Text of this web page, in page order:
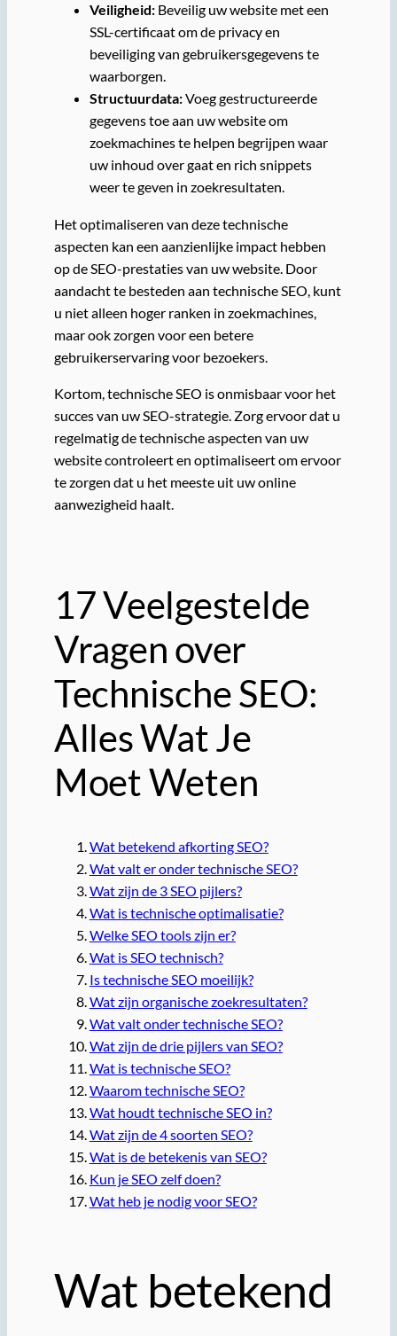
Veiligheid:Beveilig uw website met een
SSL-certificaat om de privacy en
beveiliging van gebruikersgegevens te
waarborgen.
Structuurdata:Voeg gestructureerde
gegevens toe aan uw website om
zoekmachines te helpen begrijpen waar
uw inhoud over gaat en rich snippets
weer te geven in zoekresultaten.
Het optimaliseren van deze technische
aspecten kan een aanzienlijke impact hebben
op de SEO-prestaties van uw website. Door
aandacht te besteden aan technische SEO, kunt
u niet alleen hoger ranken in zoekmachines,
maar ook zorgen voor een betere
gebruikerservaring voor bezoekers.
Kortom, technische SEO is onmisbaar voor het
succes van uw SEO-strategie. Zorg ervoor dat u
regelmatig de technische aspecten van uw
website controleert en optimaliseert om ervoor
te zorgen dat u het meeste uit uw online
aanwezigheid haalt.
17 Veelgestelde
Vragen over
Technische SEO:
Alles Wat Je
Moet Weten
Wat betekend afkorting SEO?
Wat valt er onder technische SEO?
Wat zijn de 3 SEO pijlers?
Wat is technische optimalisatie?
Welke SEO tools zijn er?
Wat is SEO technisch?
Is technische SEO moeilijk?
Wat zijn organische zoekresultaten?
Wat valt onder technische SEO?
Wat zijn de drie pijlers van SEO?
Wat is technische SEO?
Waarom technische SEO?
Wat houdt technische SEO in?
Wat zijn de 4 soorten SEO?
Wat is de betekenis van SEO?
Kun je SEO zelf doen?
Wat heb je nodig voor SEO?
Wat betekend